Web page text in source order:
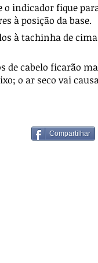
indicador fique
à posição da base.
à tachinha de
de cabelo ficarão
o ar seco vai
Compartilhar